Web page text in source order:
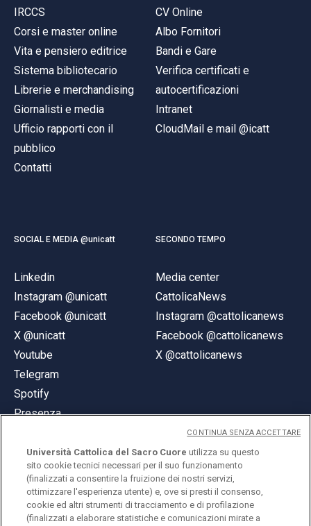
IRCCS
Corsi e master online
Vita e pensiero editrice
Sistema bibliotecario
Librerie e merchandising
Giornalisti e media
Ufficio rapporti con il
pubblico
Contatti
CV Online
Albo Fornitori
Bandi e Gare
Verifica certificati e
autocertificazioni
Intranet
CloudMail e mail @icatt
SOCIAL E MEDIA @unicatt
Linkedin
Instagram @unicatt
Facebook @unicatt
X @unicatt
Youtube
Telegram
Spotify
Presenza
SECONDO TEMPO
Media center
CattolicaNews
Instagram @cattolicanews
Facebook @cattolicanews
X @cattolicanews
© Università Cattolica del Sacro Cuore
Largo A. Gemelli 1, 20123 Milano
Università Cattolica del Sacro Cuore utilizza su questo
sito cookie tecnici necessari per il suo funzionamento
(finalizzati a consentire la fruizione dei nostri servizi,
ottimizzare l'esperienza utente) e, ove si presti il consenso,
cookie ed altri strumenti di tracciamento e di profilazione
(finalizzati a elaborare statistiche e comunicazioni mirate a
CONTINUA SENZA ACCETTARE